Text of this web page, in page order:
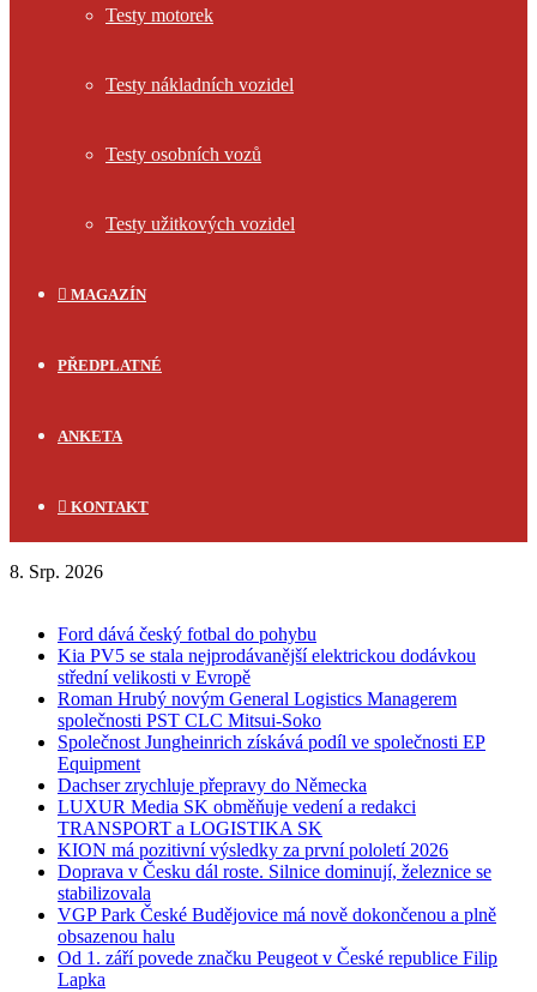
Testy motorek
Testy nákladních vozidel
Testy osobních vozů
Testy užitkových vozidel
MAGAZÍN
PŘEDPLATNÉ
ANKETA
KONTAKT
8. Srp. 2026
Ford dává český fotbal do pohybu
Kia PV5 se stala nejprodávanější elektrickou dodávkou
střední velikosti v Evropě
Roman Hrubý novým General Logistics Managerem
společnosti PST CLC Mitsui-Soko
Společnost Jungheinrich získává podíl ve společnosti EP
Equipment
Dachser zrychluje přepravy do Německa
LUXUR Media SK obměňuje vedení a redakci
TRANSPORT a LOGISTIKA SK
KION má pozitivní výsledky za první pololetí 2026
Doprava v Česku dál roste. Silnice dominují, železnice se
stabilizovala
VGP Park České Budějovice má nově dokončenou a plně
obsazenou halu
Od 1. září povede značku Peugeot v České republice Filip
Lapka